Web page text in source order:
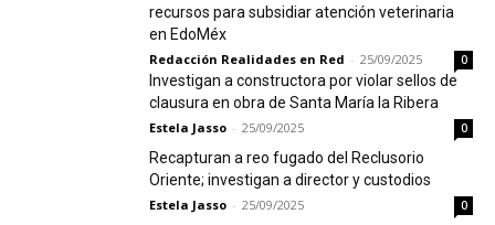
recursos para subsidiar atención veterinaria
en EdoMéx
Redacción Realidades en Red - 25/09/2025 0
Investigan a constructora por violar sellos de
clausura en obra de Santa María la Ribera
Estela Jasso - 25/09/2025 0
Recapturan a reo fugado del Reclusorio
Oriente; investigan a director y custodios
Estela Jasso - 25/09/2025 0